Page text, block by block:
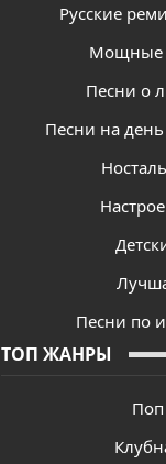
Русские
Мощные
Песни о
Песни на
Песни по
ТОП ЖАНРЫ
Поп